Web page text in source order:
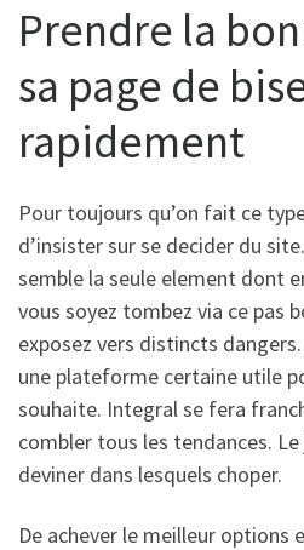
Prendre la
sa page de
rapidement
Pour toujours qu’on fait ce
d’insister sur se decider du
semble la seule element dont
vous soyez tombez via ce pas
exposez vers distincts
une plateforme certaine utile
souhaite. Integral se fera
combler tous les tendances.
deviner dans lesquels choper.
De achever le meilleur options